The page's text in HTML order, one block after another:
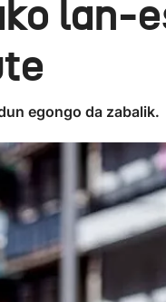
lan-
egongo da zabalik.